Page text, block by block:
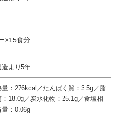
×15食分
造より5年
量：276kcal／たんぱく質：3.5g／脂
：18.0g／炭水化物：25.1g／食塩相
量：0.06g